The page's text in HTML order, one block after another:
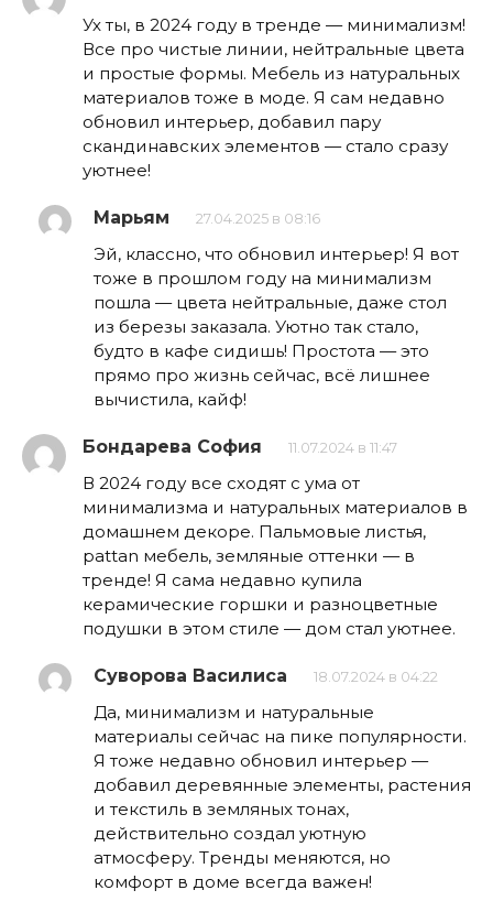
Ух ты, в 2024 году в тренде — минимализм!
Все про чистые линии, нейтральные цвета
и простые формы. Мебель из натуральных
материалов тоже в моде. Я сам недавно
обновил интерьер, добавил пару
скандинавских элементов — стало сразу
уютнее!
Марьям 27.04.2025 в 08:16
Эй, классно, что обновил интерьер! Я вот
тоже в прошлом году на минимализм
пошла — цвета нейтральные, даже стол
из березы заказала. Уютно так стало,
будто в кафе сидишь! Простота — это
прямо про жизнь сейчас, всё лишнее
вычистила, кайф!
Бондарева София 11.07.2024 в 11:47
В 2024 году все сходят с ума от
минимализма и натуральных материалов в
домашнем декоре. Пальмовые листья,
рattan мебель, земляные оттенки — в
тренде! Я сама недавно купила
керамические горшки и разноцветные
подушки в этом стиле — дом стал уютнее.
Суворова Василиса 18.07.2024 в 04:22
Да, минимализм и натуральные
материалы сейчас на пике популярности.
Я тоже недавно обновил интерьер —
добавил деревянные элементы, растения
и текстиль в земляных тонах,
действительно создал уютную
атмосферу. Тренды меняются, но
комфорт в доме всегда важен!